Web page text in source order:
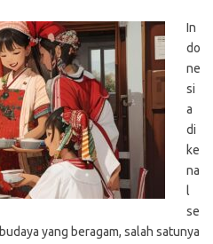
In
do
ne
si
a
di
ke
na
l
se
yang beragam, salah satunya